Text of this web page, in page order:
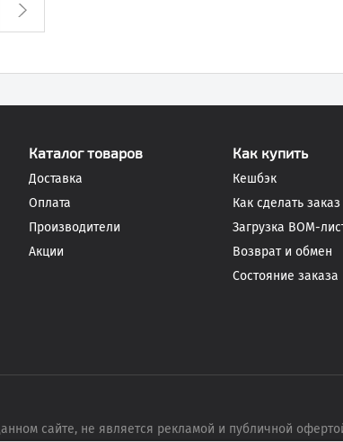
Каталог товаров
Доставка
Оплата
Производители
Акции
Как купить
Кешбэк
Как сделать заказ
Загрузка BOM-
Возврат и обмен
Состояние заказа
сайте, не является рекламой и публичной